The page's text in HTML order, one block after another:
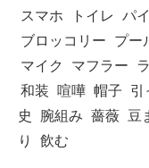
スマホ
トイレ パ
ブロッコリー
プー
マイク
マフラー
和装
喧嘩 帽子 引
史
腕組み 薔薇 豆
り
飲む